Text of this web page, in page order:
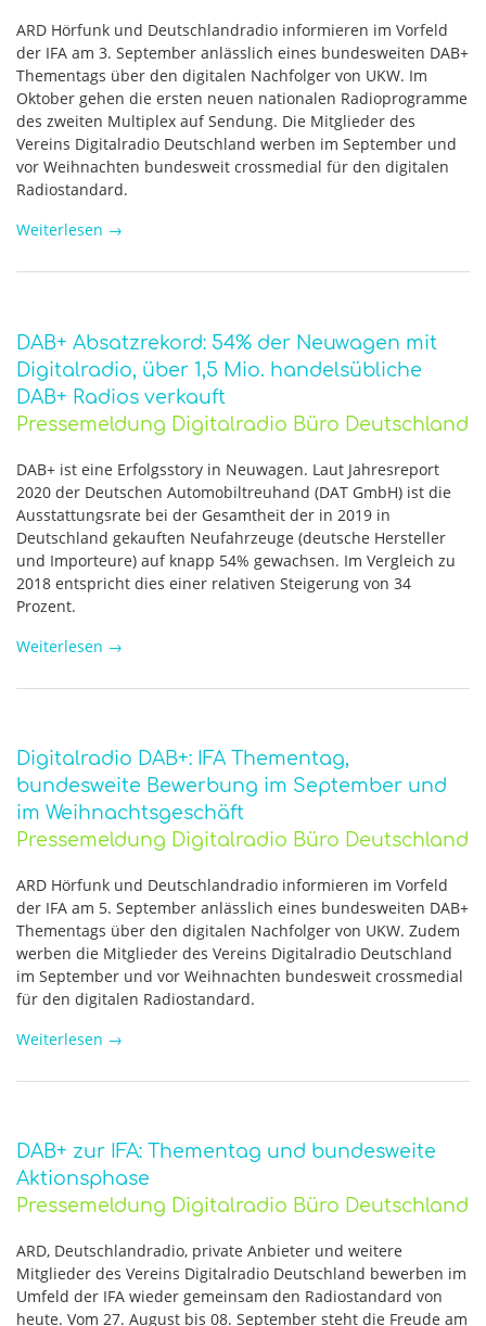
ARD Hörfunk und Deutschlandradio informieren im Vorfeld
der IFA am 3. September anlässlich eines bundesweiten DAB+
Thementags über den digitalen Nachfolger von UKW. Im
Oktober gehen die ersten neuen nationalen Radioprogramme
des zweiten Multiplex auf Sendung. Die Mitglieder des
Vereins Digitalradio Deutschland werben im September und
vor Weihnachten bundesweit crossmedial für den digitalen
Radiostandard.
Weiterlesen →
DAB+ Absatzrekord: 54% der Neuwagen mit
Digitalradio, über 1,5 Mio. handelsübliche
DAB+ Radios verkauft
Pressemeldung Digitalradio Büro Deutschland
DAB+ ist eine Erfolgsstory in Neuwagen. Laut Jahresreport
2020 der Deutschen Automobiltreuhand (DAT GmbH) ist die
Ausstattungsrate bei der Gesamtheit der in 2019 in
Deutschland gekauften Neufahrzeuge (deutsche Hersteller
und Importeure) auf knapp 54% gewachsen. Im Vergleich zu
2018 entspricht dies einer relativen Steigerung von 34
Prozent.
Weiterlesen →
Digitalradio DAB+: IFA Thementag,
bundesweite Bewerbung im September und
im Weihnachtsgeschäft
Pressemeldung Digitalradio Büro Deutschland
ARD Hörfunk und Deutschlandradio informieren im Vorfeld
der IFA am 5. September anlässlich eines bundesweiten DAB+
Thementags über den digitalen Nachfolger von UKW. Zudem
werben die Mitglieder des Vereins Digitalradio Deutschland
im September und vor Weihnachten bundesweit crossmedial
für den digitalen Radiostandard.
Weiterlesen →
DAB+ zur IFA: Thementag und bundesweite
Aktionsphase
Pressemeldung Digitalradio Büro Deutschland
ARD, Deutschlandradio, private Anbieter und weitere
Mitglieder des Vereins Digitalradio Deutschland bewerben im
Umfeld der IFA wieder gemeinsam den Radiostandard von
heute. Vom 27. August bis 08. September steht die Freude am